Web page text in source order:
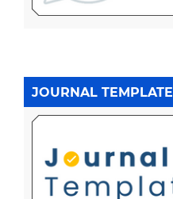
JOURNAL TEMPLATE